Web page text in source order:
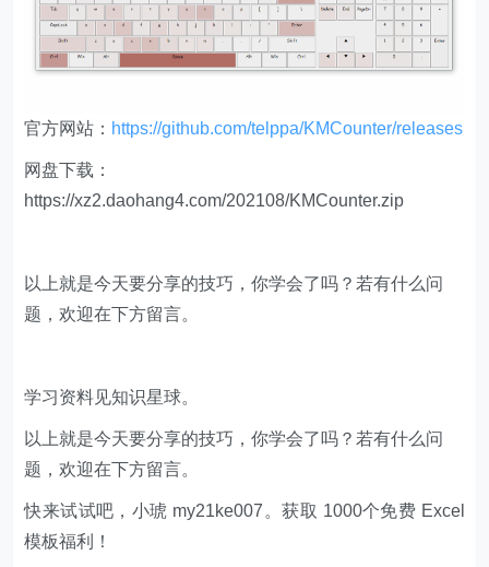
官方网站： https://github.com/telppa/KMCounter/releases
网盘下载：
https://xz2.daohang4.com/202108/KMCounter.zip
以上就是今天要分享的技巧，你学会了吗？若有什么问
题，欢迎在下方留言。
学习资料见知识星球。
以上就是今天要分享的技巧，你学会了吗？若有什么问
题，欢迎在下方留言。
快来试试吧，小琥 my21ke007。获取 1000个免费 Excel
模板福利​​​​！